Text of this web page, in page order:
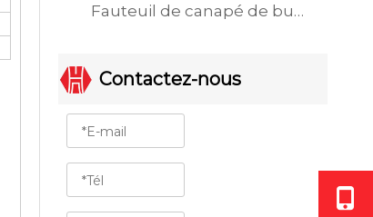
Fauteuil de canapé de bureau à siège unique
Contactez-nous